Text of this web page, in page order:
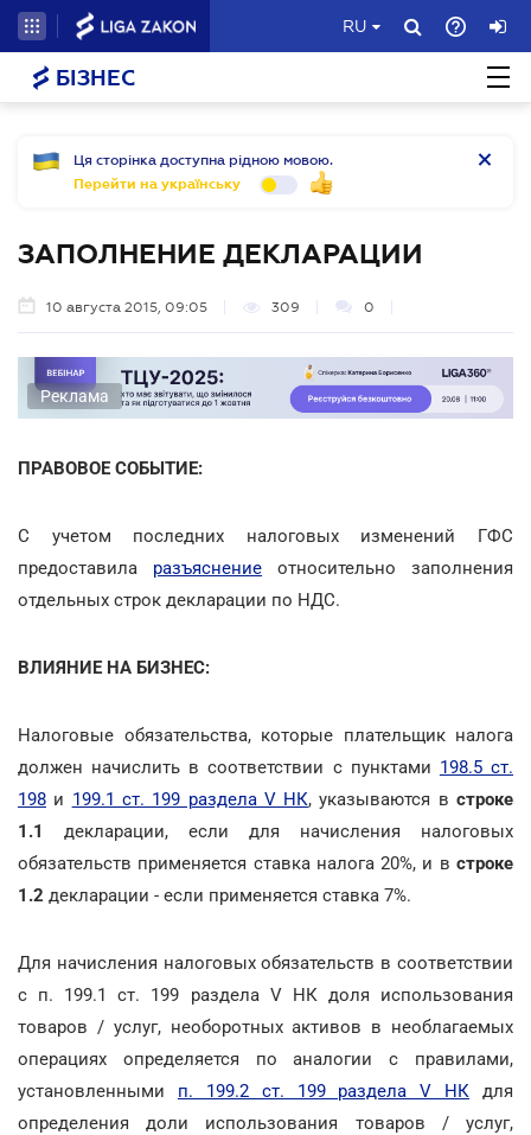
RU
БІЗНЕС
Ця сторінка доступна рідною мовою.
Перейти на українську
ЗАПОЛНЕНИЕ ДЕКЛАРАЦИИ
10 августа 2015, 09:05 309 0
Реклама
ПРАВОВОЕ СОБЫТИЕ:
С учетом последних налоговых изменений ГФС
предоставила разъяснение относительно заполнения
отдельных строк декларации по НДС.
ВЛИЯНИЕ НА БИЗНЕС:
Налоговые обязательства, которые плательщик налога
должен начислить в соответствии с пунктами 198.5 ст.
198 и 199.1 ст. 199 раздела V НК, указываются встроке
1.1 декларации, если для начисления налоговых
обязательств применяется ставка налога 20%, и в строке
1.2 декларации - если применяется ставка 7%.
Для начисления налоговых обязательств в соответствии
с п. 199.1 ст. 199 раздела V НК доля использования
товаров / услуг, необоротных активов в необлагаемых
операциях определяется по аналогии с правилами,
установленными п. 199.2 ст. 199 раздела V НК для
определения доли использования товаров / услуг,